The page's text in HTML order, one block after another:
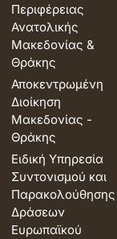
Περιφέρειας
Ανατολικής
Μακεδονίας &
Θράκης
Αποκεντρωμένη
Διοίκηση
Μακεδονίας -
Θράκης
Ειδική Υπηρεσία
Συντονισμού και
Παρακολούθησης
Δράσεων
Ευρωπαϊκού